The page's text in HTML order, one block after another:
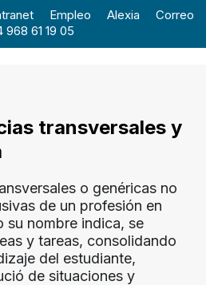
Empleo Alexia
Correo
968 61 19 05
transversales y
o genéricas no
de un profesión en
su nombre indica, se
y tareas, consolidando
del estudiante,
de situaciones y